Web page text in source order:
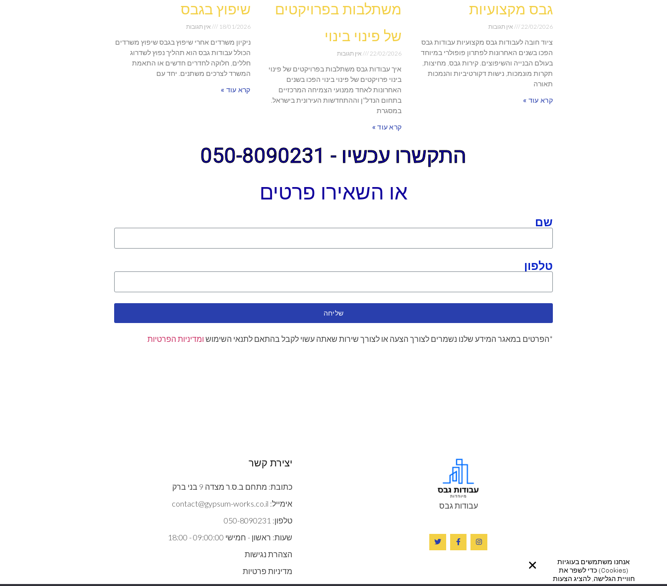
גבס מקצועיות
22/02/2026 אין תגובות
ציוד חובה לעבודות גבס מקצועיות עבודות גבס
הפכו בשנים האחרונות לפתרון פופולרי במיוחד
בעולם הבנייה והשיפוצים. קירות גבס, מחיצות,
תקרות מונמכות, נישות דקורטיביות והנמכות
תאורה
קרא עוד »
משתלבות בפרויקטים
של פינוי בינוי
22/02/2026 אין תגובות
איך עבודות גבס משתלבות בפרויקטים של פינוי
בינוי פרויקטים של פינוי בינוי הפכו בשנים
האחרונות לאחד ממנועי הצמיחה המרכזיים
בתחום הנדל"ן וההתחדשות העירונית בישראל.
במסגרת
קרא עוד »
שיפוץ בגבס
18/01/2026 אין תגובות
ניקיון משרדים אחרי שיפוץ בגבס שיפוץ משרדים
הכולל עבודות גבס הוא תהליך נפוץ לשדרוג
חללים, חלוקה לחדרים חדשים או התאמת
המשרד לצרכים משתנים. יחד עם
קרא עוד »
התקשרו עכשיו - 050-8090231
או השאירו פרטים
שם
טלפון
שליחה
*הפרטים במאגר המידע שלנו נשמרים לצורך הצעה או לצורך שירות שאתה עשוי לקבל בהתאם לתנאי השימוש ומדיניות הפרטיות
עבודות גבס
יצירת קשר
כתובת: מתחם ב.ס.ר מצדה 9 בני ברק
אימייל: contact@gypsum-works.co.il
טלפון: 050-8090231
שעות: ראשון - חמישי 09:00:00 - 18:00
הצהרת נגישות
מדיניות פרטיות
אנחנו משתמשים בעוגיות
(cookies) כדי לשפר את
חוויית הגלישה, להציג הצעות